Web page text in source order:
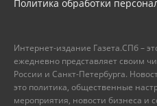
Политика обработки
Интернет-издание Газета.СПб –
ежедневно представляет своим
России и Санкт-Петербурга.
это политика, общественные
мероприятия, новости бизнеса и